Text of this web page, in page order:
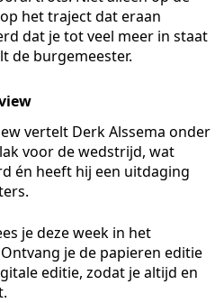
het traject dat eraan
dat je tot veel meer in staat
de burgemeester.
vertelt Derk Alssema onder
voor de wedstrijd, wat
én heeft hij een uitdaging
je deze week in het
je de papieren editie
editie, zodat je altijd en